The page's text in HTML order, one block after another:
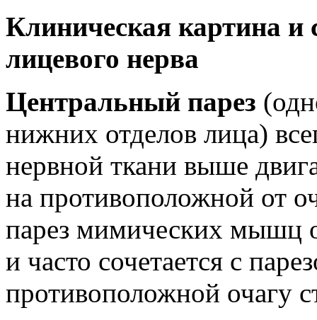
Клиническая картина
лицевого нерва
Центральный парез
нижних отделов лица)
нервной ткани выше
на противоположной от
парез мимических мышц
и часто сочетается с
противоположной очагу